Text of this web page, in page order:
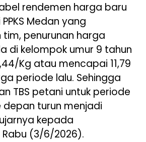
rendemen harga baru
Medan yang
penurunan harga
di kelompok umur 9 tahun
Kg atau mencapai 11,79
periode lalu. Sehingga
TBS petani untuk periode
depan turun menjadi
ujarnya kepada
Rabu (3/6/2026).